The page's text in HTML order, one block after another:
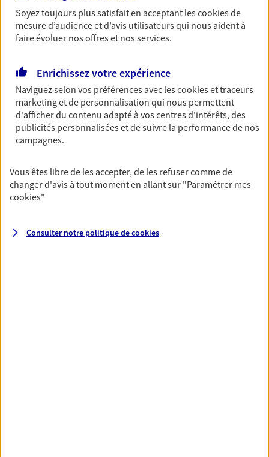
Retraite
Préparez sereinement ce nouveau chapitre de
votre vie avec les conseils d'un expert. Découvrez
spécialement conçue pour la retraite.
Découvrir l'offre Retraite
Prévoyance
Pour un avenir serein, assurez-vous avec notre
d'accident ou de maladie en optant pour les
garanties incapacité temporaire totale de travail,
invalidité ou de décès.
Soyez toujours plus satisfait en acceptant lescookiesde
mesure d’audience et d’avis utilisateurs qui nous aident à
faire évoluer nos offres et nos services.
Enrichissez votre expérience
Naviguez selon vos préférences avec lescookies et traceurs
marketing et de personnalisation qui nous permettent
d'afficher du contenu adapté à vos centres d'intérêts, des
publicités personnalisées et de suivre la performance de nos
campagnes.
Vous êtes libre de les accepter, de les refuser comme de
changer d'avis à tout moment en allant sur "Paramétrer mes
cookies"
Consulter notre politique decookies